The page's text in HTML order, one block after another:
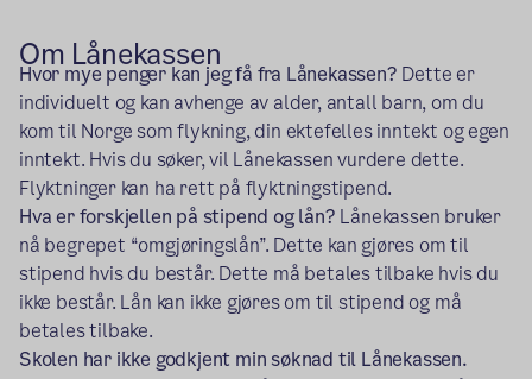
Om Lånekassen
Hvor mye penger kan jeg få fra Lånekassen? Dette er
individuelt og kan avhenge av alder, antall barn, om du
kom til Norge som flykning, din ektefelles inntekt og egen
inntekt. Hvis du søker, vil Lånekassen vurdere dette.
Flyktninger kan ha rett på flyktningstipend.
Hva er forskjellen på stipend og lån? Lånekassen bruker
nå begrepet “omgjøringslån”. Dette kan gjøres om til
stipend hvis du består. Dette må betales tilbake hvis du
ikke består. Lån kan ikke gjøres om til stipend og må
betales tilbake.
Skolen har ikke godkjent min søknad til Lånekassen.